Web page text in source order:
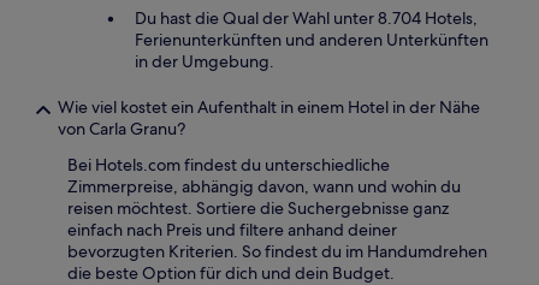
Du hast die Qual der Wahl unter 8.704 Hotels,
Ferienunterkünften und anderen Unterkünften
in der Umgebung.
Wie viel kostet ein Aufenthalt in einem Hotel in der Nähe
von Carla Granu?
Bei Hotels.com findest du unterschiedliche
Zimmerpreise, abhängig davon, wann und wohin du
reisen möchtest. Sortiere die Suchergebnisse ganz
einfach nach Preis und filtere anhand deiner
bevorzugten Kriterien. So findest du im Handumdrehen
die beste Option für dich und dein Budget.